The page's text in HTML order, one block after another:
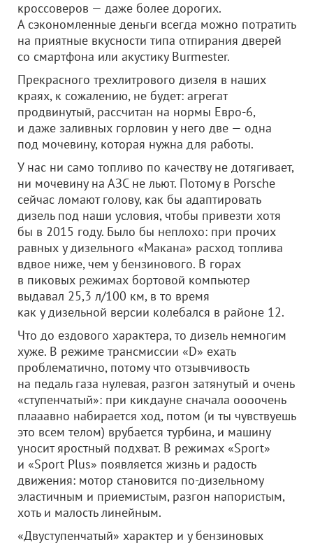
кроссоверов — даже более дорогих.
А сэкономленные деньги всегда можно потратить
на приятные вкусности типа отпирания дверей
со смартфона или акустику Burmester.
Прекрасного трехлитрового дизеля в наших
краях, к сожалению, не будет: агрегат
продвинутый, рассчитан на нормы Евро-6,
и даже заливных горловин у него две — одна
под мочевину, которая нужна для работы.
У нас ни само топливо по качеству не дотягивает,
ни мочевину на АЗС не льют. Потому в Porsche
сейчас ломают голову, как бы адаптировать
дизель под наши условия, чтобы привезти хотя
бы в 2015 году. Было бы неплохо: при прочих
равных у дизельного «Макана» расход топлива
вдвое ниже, чем у бензинового. В горах
в пиковых режимах бортовой компьютер
выдавал 25,3 л/100 км, в то время
как у дизельной версии колебался в районе 12.
Что до ездового характера, то дизель немногим
хуже. В режиме трансмиссии «D» ехать
проблематично, потому что отзывчивость
на педаль газа нулевая, разгон затянутый и очень
«ступенчатый»: при кикдауне сначала оооочень
плааавно набирается ход, потом (и ты чувствуешь
это всем телом) врубается турбина, и машину
уносит яростный подхват. В режимах «Sport»
и «Sport Plus» появляется жизнь и радость
движения: мотор становится по-дизельному
эластичным и приемистым, разгон напористым,
хоть и малость линейным.
«Двуступенчатый» характер и у бензиновых